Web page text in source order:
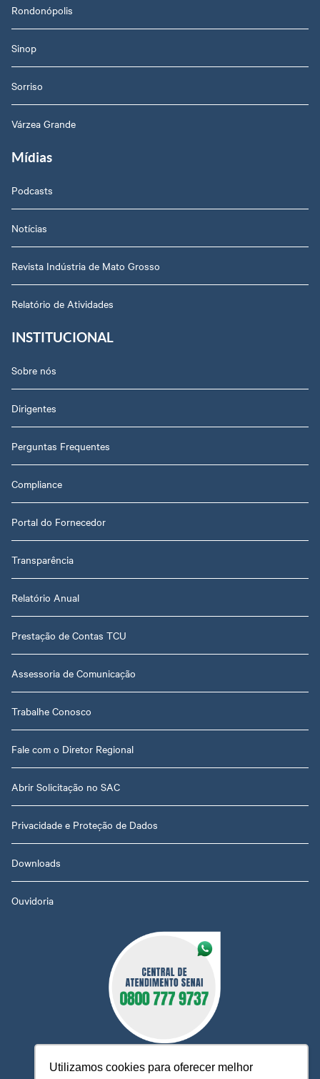
Utilizamos cookies para oferecer melhor
Rondonópolis
Sinop
Sorriso
Várzea Grande
Mídias
Podcasts
Notícias
Revista Indústria de Mato Grosso
Relatório de Atividades
INSTITUCIONAL
Sobre nós
Dirigentes
Perguntas Frequentes
Compliance
Portal do Fornecedor
Transparência
Relatório Anual
Prestação de Contas TCU
Assessoria de Comunicação
Trabalhe Conosco
Fale com o Diretor Regional
Abrir Solicitação no SAC
Privacidade e Proteção de Dados
Downloads
Ouvidoria